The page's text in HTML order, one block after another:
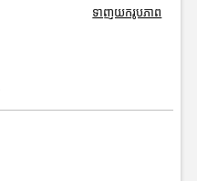
ទាញយករូបភាព